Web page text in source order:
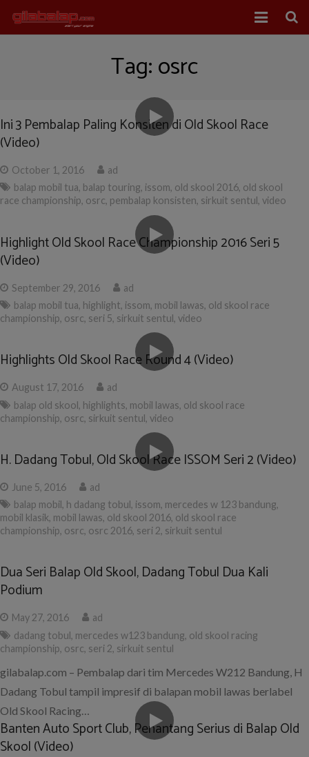
About Us
Tag:osrc
Ini 3 Pembalap Paling Konsiten di Old Skool Race
(Video)
October 1, 2016
ad
balap mobil tua, balap touring, issom, old skool 2016, old skool
race championship, osrc, pembalap konsisten, sirkuit sentul, video
Highlight Old Skool Race Championship 2016 Seri 5
(Video)
September 29, 2016
ad
balap mobil tua, highlight, issom, mobil lawas, old skool race
championship, osrc, seri 5, sirkuit sentul, video
Highlights Old Skool Race Round 4 (Video)
August 17, 2016
ad
balap old skool, highlights, mobil lawas, old skool race
championship, osrc, sirkuit sentul, video
H. Dadang Tobul, Old Skool Race ISSOM Seri 2 (Video)
June 5, 2016
ad
balap mobil, h dadang tobul, issom, mercedes w 123 bandung,
mobil klasik, mobil lawas, old skool 2016, old skool race
championship, osrc, osrc 2016, seri 2, sirkuit sentul
Dua Seri Balap Old Skool, Dadang Tobul Dua Kali
Podium
May 27, 2016
ad
dadang tobul, mercedes w123 bandung, old skool racing
championship, osrc, seri 2, sirkuit sentul
gilabalap.com – Pembalap dari tim Mercedes W212 Bandung, H
Dadang Tobul tampil impresif di balapan mobil lawas berlabel
Old Skool Racing…
Banten Auto Sport Club, Penantang Serius di Balap Old
Skool (Video)